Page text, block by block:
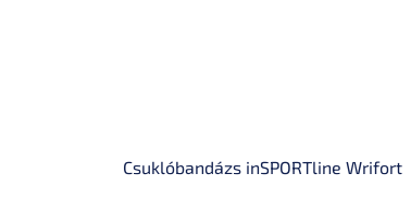
Csuklóbandázs inSPORTline Wrifort